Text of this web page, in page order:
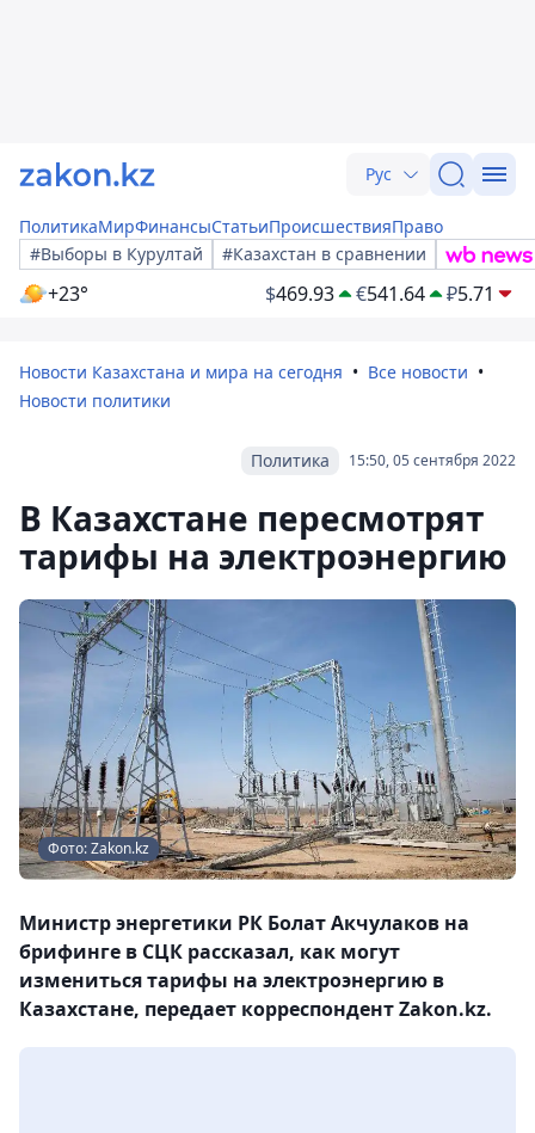
Рус
ПолитикаМирФинансыСтатьиПроисшествияПраво
#Выборы в Курултай
#Казахстан в сравнении
+23° $469.93 €541.64 ₽5.71
Новости Казахстана и мира на сегодня
Все новости
Новости политики
15:50, 05 сентября 2022
Политика
В Казахстане пересмотрят
тарифы на электроэнергию
Фото: Zakon.kz
Министр энергетики РК Болат Акчулаков на
брифинге в СЦК рассказал, как могут
измениться тарифы на электроэнергию в
Казахстане, передает корреспондент Zakon.kz.